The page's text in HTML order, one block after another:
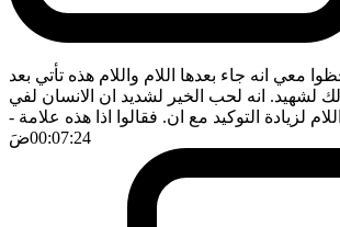
معي انه جاء بعدها اللام واللام هذه تأتي بعد
لشهيد. انه لحب الخير لشديد ان الانسان لفي
لزيادة التوكيد مع ان. فقالوا اذا هذه علامة -
00:07:24ضَ